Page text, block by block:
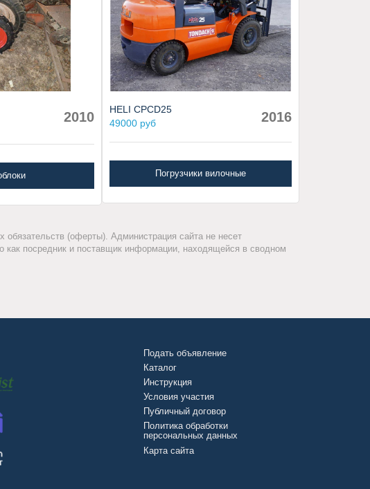
2010
HELI CPCD25
49000 руб
2016
Погрузчики вилочные
(оферты). Администрация сайта не несет
как посредник и поставщик информации, находящейся в сводном
Подать объявление
Каталог
Инструкция
Условия участия
Публичный договор
Политика обработки
персональных данных
Карта сайта